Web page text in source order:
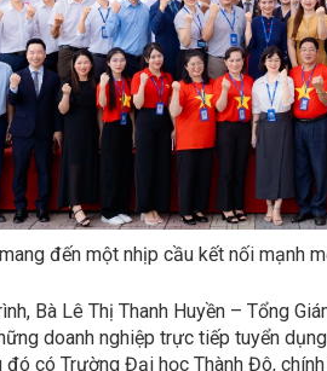
đến một nhịp cầu kết nối mạnh
Bà Lê Thị Thanh Huyền – Tổng
doanh nghiệp trực tiếp tuyển
có Trường Đại học Thành Đô,